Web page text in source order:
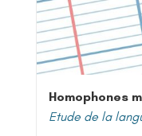
Homophones
Etude de la